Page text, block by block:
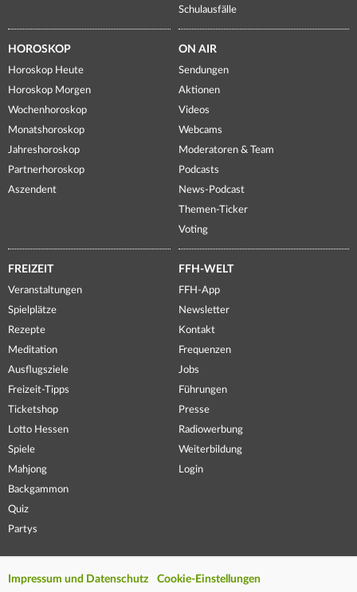
Schulausfälle
HOROSKOP
Horoskop Heute
Horoskop Morgen
Wochenhoroskop
Monatshoroskop
Jahreshoroskop
Partnerhoroskop
Aszendent
ON AIR
Sendungen
Aktionen
Videos
Webcams
Moderatoren & Team
Podcasts
News-Podcast
Themen-Ticker
Voting
FREIZEIT
Veranstaltungen
Spielplätze
Rezepte
Meditation
Ausflugsziele
Freizeit-Tipps
Ticketshop
Lotto Hessen
Spiele
Mahjong
Backgammon
Quiz
Partys
FFH-WELT
FFH-App
Newsletter
Kontakt
Frequenzen
Jobs
Führungen
Presse
Radiowerbung
Weiterbildung
Login
Impressum und Datenschutz Cookie-Einstellungen